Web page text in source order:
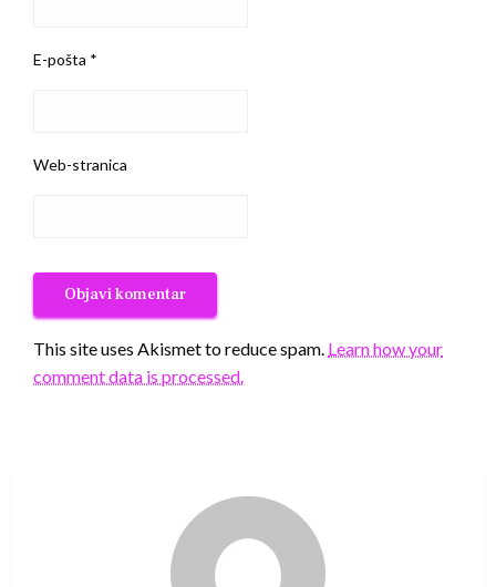
E-pošta *
Web-stranica
This site uses Akismet to reduce spam. Learn how your
comment data is processed.